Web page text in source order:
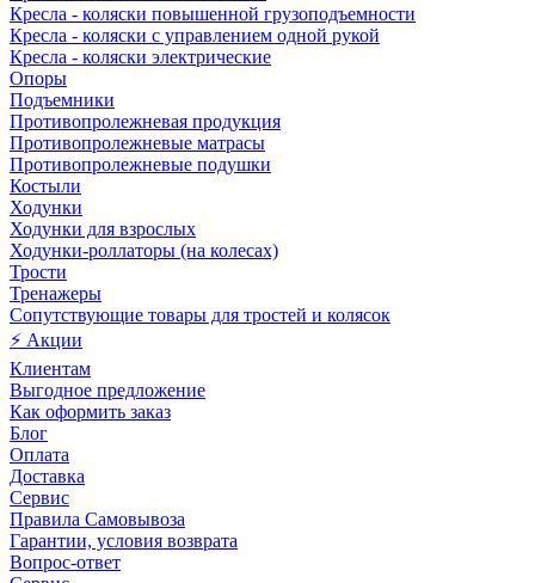
Кресла - коляски повышенной грузоподъемности
Кресла - коляски с управлением одной рукой
Кресла - коляски электрические
Опоры
Подъемники
Противопролежневая продукция
Противопролежневые матрасы
Противопролежневые подушки
Костыли
Ходунки
Ходунки для взрослых
Ходунки-роллаторы (на колесах)
Трости
Тренажеры
Сопутствующие товары для тростей и колясок
⚡ Акции
Клиентам
Выгодное предложение
Как оформить заказ
Блог
Оплата
Доставка
Сервис
Правила Самовывоза
Гарантии, условия возврата
Вопрос-ответ